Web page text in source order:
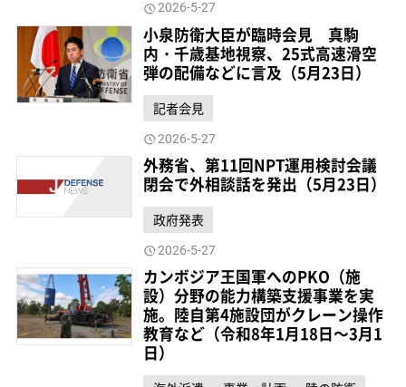
2026-5-27
小泉防衛大臣が臨時会見 真駒
内・千歳基地視察、25式高速滑空
弾の配備などに言及（5月23日）
記者会見
2026-5-27
外務省、第11回NPT運用検討会議
閉会で外相談話を発出（5月23日）
政府発表
2026-5-27
カンボジア王国軍へのPKO（施
設）分野の能力構築支援事業を実
施。陸自第4施設団がクレーン操作
教育など（令和8年1月18日～3月1
日）